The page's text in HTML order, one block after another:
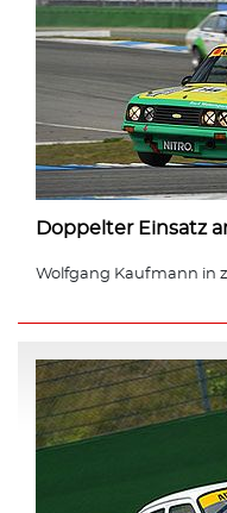
Doppelter Einsatz
Wolfgang Kaufmann in